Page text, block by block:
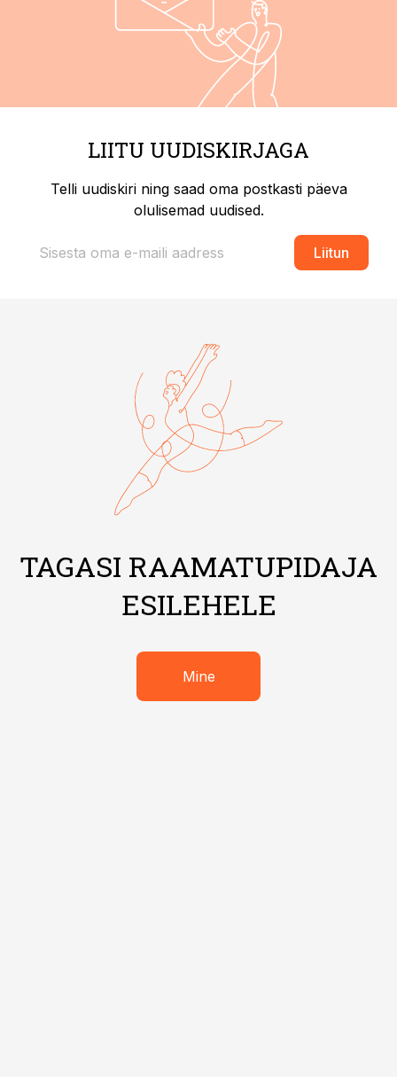
LIITU UUDISKIRJAGA
Telli uudiskiri ning saad oma postkasti päeva
olulisemad uudised.
Liitun
TAGASI RAAMATUPIDAJA
ESILEHELE
Mine